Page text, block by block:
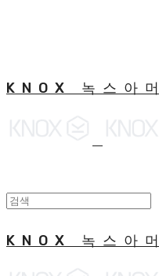
KNOX 녹스아머
KNOX 녹스아머